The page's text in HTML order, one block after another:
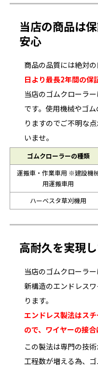
当店の商品は
安心
商品の品質には絶対の
日より最長2年間の保
当店のゴムクローラ
です。使用機械やゴ
りますのでご不明な
いませ。
ゴムクローラーの種類
運搬車・作業車用 ※建設機
用運搬車用
ハーベスタ草刈機用
高耐久を実現
当店のゴムクローラ
新構造のエンドレス
ります。
エンドレス製法はス
ので、ワイヤーの接
この製法は専門の技
工程数が増える為、